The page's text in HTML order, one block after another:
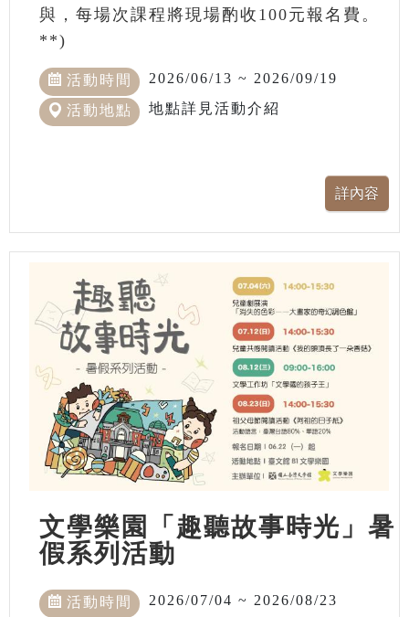
與，每場次課程將現場酌收100元報名費。
**)
活動時間 2026/06/13 ~ 2026/09/19
活動地點 地點詳見活動介紹
文學樂園「趣聽故事時光」暑
假系列活動
活動時間 2026/07/04 ~ 2026/08/23